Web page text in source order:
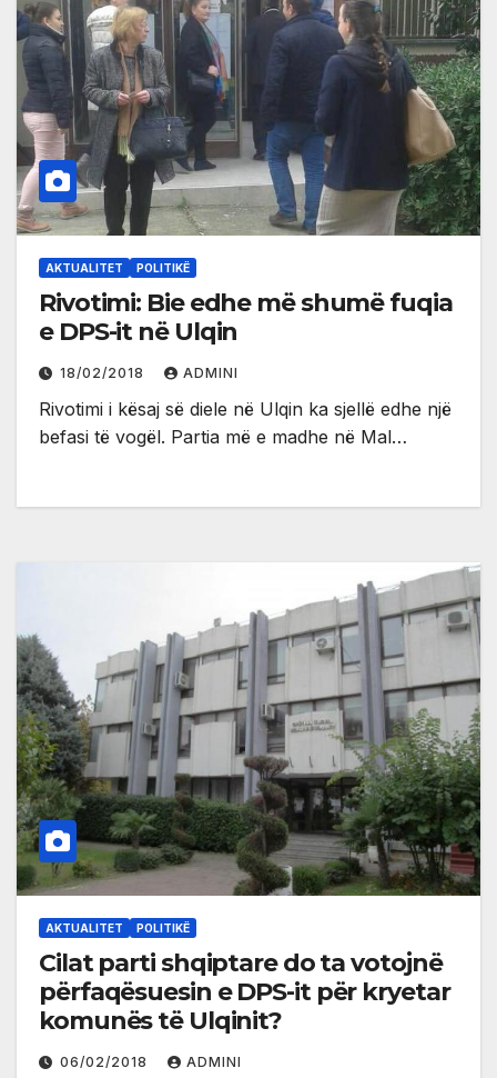
AKTUALITET POLITIKË
Rivotimi: Bie edhe më shumë fuqia
e DPS-it në Ulqin
18/02/2018 ADMINI
Rivotimi i kësaj së diele në Ulqin ka sjellë edhe një
befasi të vogël. Partia më e madhe në Mal…
AKTUALITET POLITIKË
Cilat parti shqiptare do ta votojnë
përfaqësuesin e DPS-it për kryetar
komunës të Ulqinit?
06/02/2018 ADMINI